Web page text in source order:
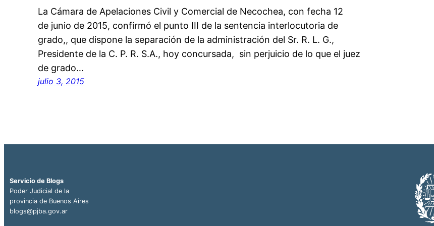
La Cámara de Apelaciones Civil y Comercial de Necochea, con fecha 12
de junio de 2015, confirmó el punto III de la sentencia interlocutoria de
grado,, que dispone la separación de la administración del Sr. R. L. G.,
Presidente de la C. P. R. S.A., hoy concursada, sin perjuicio de lo que el juez
de grado…
julio 3, 2015
Servicio de Blogs
Poder Judicial de la
provincia de Buenos Aires
blogs@pjba.gov.ar